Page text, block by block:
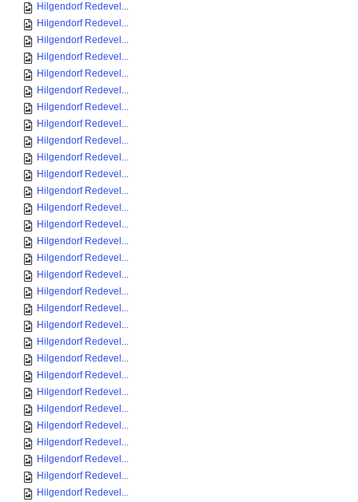
Hilgendorf Redevel...
Hilgendorf Redevel...
Hilgendorf Redevel...
Hilgendorf Redevel...
Hilgendorf Redevel...
Hilgendorf Redevel...
Hilgendorf Redevel...
Hilgendorf Redevel...
Hilgendorf Redevel...
Hilgendorf Redevel...
Hilgendorf Redevel...
Hilgendorf Redevel...
Hilgendorf Redevel...
Hilgendorf Redevel...
Hilgendorf Redevel...
Hilgendorf Redevel...
Hilgendorf Redevel...
Hilgendorf Redevel...
Hilgendorf Redevel...
Hilgendorf Redevel...
Hilgendorf Redevel...
Hilgendorf Redevel...
Hilgendorf Redevel...
Hilgendorf Redevel...
Hilgendorf Redevel...
Hilgendorf Redevel...
Hilgendorf Redevel...
Hilgendorf Redevel...
Hilgendorf Redevel...
Hilgendorf Redevel...